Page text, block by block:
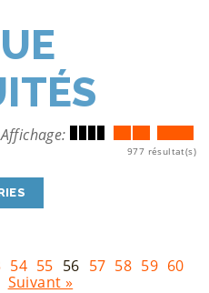
Affichage:
977 résultat(s)
54 55 56 57 58 59 60
Suivant »